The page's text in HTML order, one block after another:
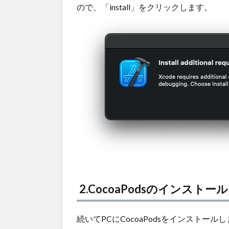
ので、「install」をクリックします。
2.CocoaPodsのインストール
続いてPCにCocoaPodsをインストールし